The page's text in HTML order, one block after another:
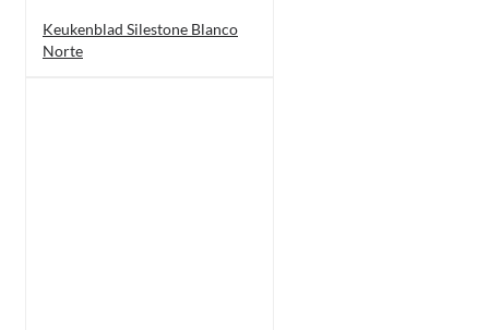
Keukenblad Silestone Blanco
Norte